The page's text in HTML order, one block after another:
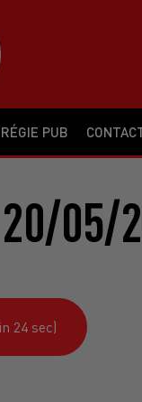
PUB
20/
24 sec)